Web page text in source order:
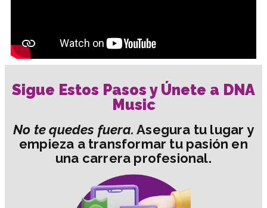
Sigue Estos Pasos y Únete a DNA
Music
No te quedes fuera. Asegura tu lugar y
empieza a transformar tu pasión en
una carrera profesional.